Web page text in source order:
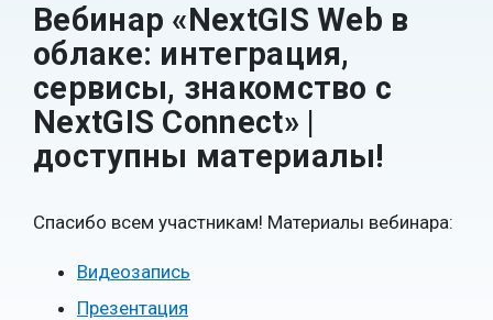
Вебинар «NextGIS Web в
облаке: интеграция,
сервисы, знакомство с
NextGIS Connect» |
доступны материалы!
Спасибо всем участникам! Материалы вебинара:
Видеозапись
Презентация